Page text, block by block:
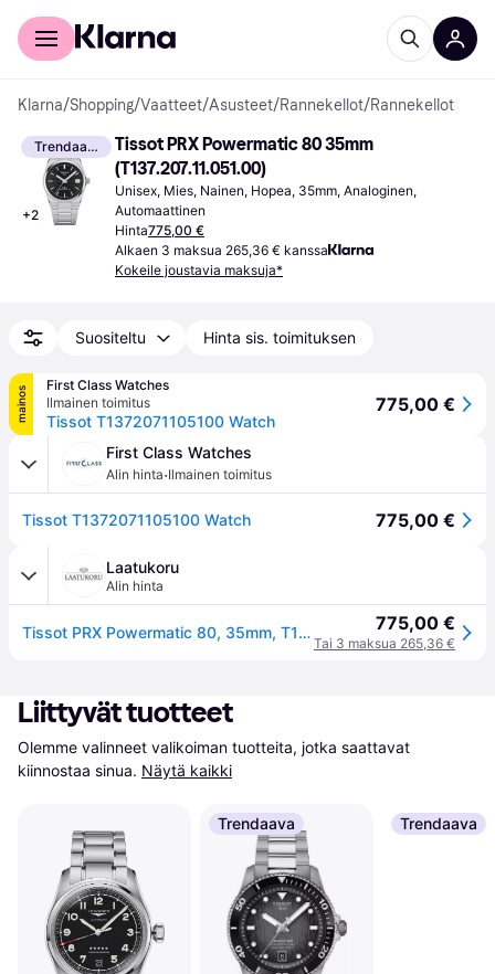
Kuluttajille
Klarna/Shopping/Vaatteet/Asusteet/Rannekellot/Rannekellot
Trendaava
+2
Tissot PRX Powermatic 80 35mm
(T137.207.11.051.00)
Unisex, Mies, Nainen, Hopea, 35mm, Analoginen,
Automaattinen
Hinta775,00 €
Alkaen 3 maksua 265,36 € kanssa
Kokeile joustavia maksuja*
Suositeltu Hinta sis. toimituksen
mainos
First Class Watches
Ilmainen toimitus
Tissot T1372071105100 Watch
775,00 €
First Class Watches
Alin hinta·Ilmainen toimitus
Tissot T1372071105100 Watch 775,00 €
Laatukoru
Alin hinta
Tissot PRX Powermatic 80, 35mm, T1372071105100 rannekello 775,00 €
Tai 3 maksua 265,36 €
Liittyvät tuotteet
Olemme valinneet valikoiman tuotteita, jotka saattavat
kiinnostaa sinua. Näytä kaikki
Trendaava Trendaava